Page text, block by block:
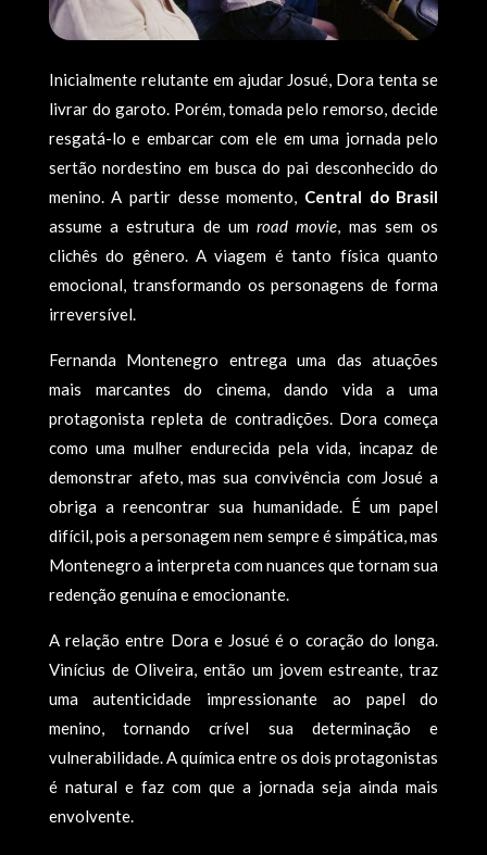
Inicialmente relutante em ajudar Josué, Dora tenta se
livrar do garoto. Porém, tomada pelo remorso, decide
resgatá-lo e embarcar com ele em uma jornada pelo
sertão nordestino em busca do pai desconhecido do
menino. A partir desse momento, Central do Brasil
assume a estrutura de umroad movie , mas sem os
clichês do gênero. A viagem é tanto física quanto
emocional, transformando os personagens de forma
irreversível.
Fernanda Montenegro entrega uma das atuações
mais marcantes do cinema, dando vida a uma
protagonista repleta de contradições. Dora começa
como uma mulher endurecida pela vida, incapaz de
demonstrar afeto, mas sua convivência com Josué a
obriga a reencontrar sua humanidade. É um papel
difícil, pois a personagem nem sempre é simpática, mas
Montenegro a interpreta com nuances que tornam sua
redenção genuína e emocionante.
A relação entre Dora e Josué é o coração do longa.
Vinícius de Oliveira, então um jovem estreante, traz
uma autenticidade impressionante ao papel do
menino, tornando crível sua determinação e
vulnerabilidade. A química entre os dois protagonistas
é natural e faz com que a jornada seja ainda mais
envolvente.